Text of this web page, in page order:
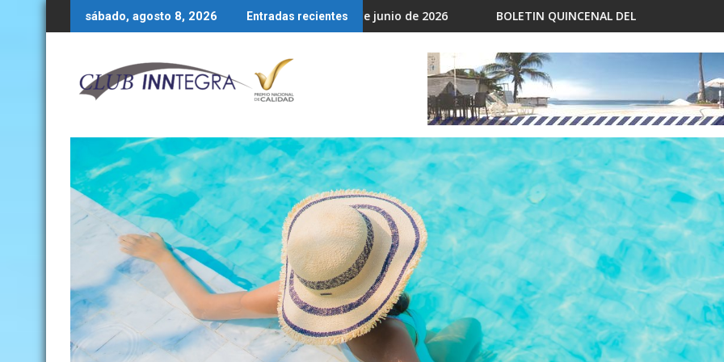
sábado, agosto 8, 2026 Entradas recientes
Boletín quincenal 1 al 15 de junio de 2026 BOLETIN QUINCENAL DEL 15 AL 31 DE MAYO DE 2026BOLETÍN